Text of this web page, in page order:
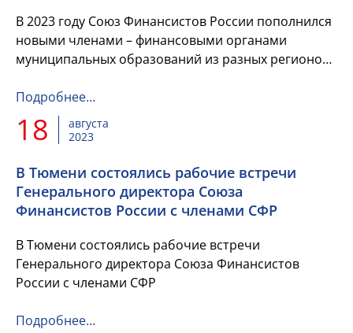
В 2023 году Союз Финансистов России пополнился
новыми членами – финансовыми органами
муниципальных образований из разных регионов
Подробнее…
18
августа
2023
В Тюмени состоялись рабочие встречи
Генерального директора Союза
Финансистов России с членами СФР
В Тюмени состоялись рабочие встречи
Генерального директора Союза Финансистов
России с членами СФР
Подробнее…